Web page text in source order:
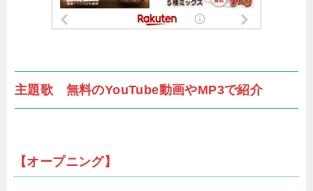
主題歌 無料のYouTube動画やMP3で紹介
【オープニング】